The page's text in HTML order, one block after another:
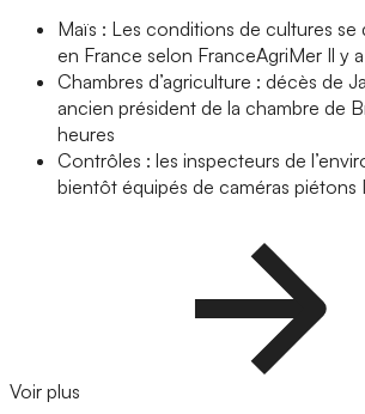
Maïs : Les conditions de cultures
en France selon FranceAgriMer Il y
Chambres d’agriculture : décès de
ancien président de la chambre de
heures
Contrôles : les inspecteurs de
bientôt équipés de caméras piétons
Voir plus